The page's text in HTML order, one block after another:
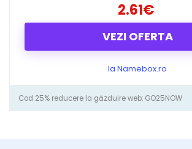
2.61€
VEZI OFERTA
la Namebox.ro
Cod 25% reducere la găzduire web: GO25NOW